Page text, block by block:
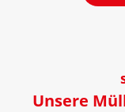
Unsere